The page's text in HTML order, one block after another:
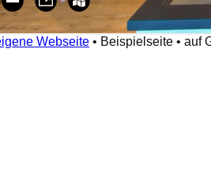
Webseite • Beispielseite • auf